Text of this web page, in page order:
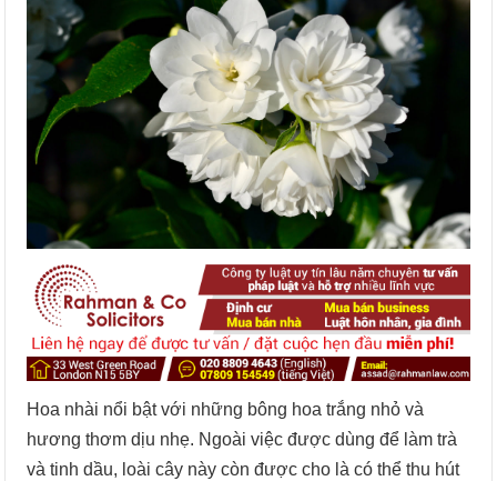
Hoa nhài nổi bật với những bông hoa trắng nhỏ và
hương thơm dịu nhẹ. Ngoài việc được dùng để làm trà
và tinh dầu, loài cây này còn được cho là có thể thu hút